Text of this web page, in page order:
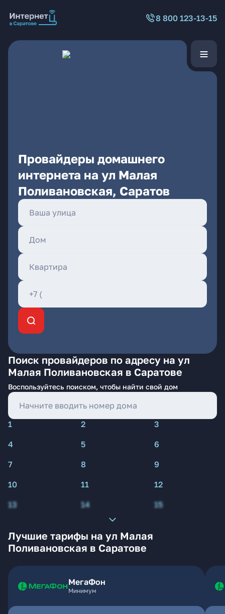
8 800 123-13-15
Провайдеры домашнего
интернета на ул Малая
Поливановская, Саратов
Поиск провайдеров по адресу на ул
Малая Поливановская в Саратове
Воспользуйтесь поиском, чтобы найти свой дом
1 2
3
4
5
6
7
8
9
10
11
12
13
14 15
Лучшие тарифы на ул Малая
Поливановская в Саратове
МегаФон
Минимум